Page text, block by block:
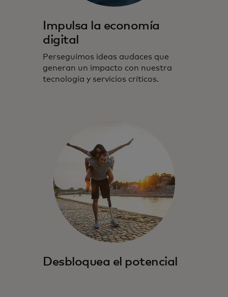
Impulsa la economía
digital
Perseguimos ideas audaces que
generan un impacto con nuestra
tecnología y servicios críticos.
Desbloquea el potencial